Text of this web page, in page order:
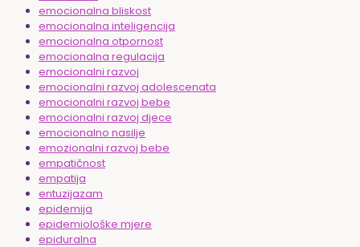
emocionalna bliskost
emocionalna inteligencija
emocionalna otpornost
emocionalna regulacija
emocionalni razvoj
emocionalni razvoj adolescenata
emocionalni razvoj bebe
emocionalni razvoj djece
emocionalno nasilje
emozionalni razvoj bebe
empatičnost
empatija
entuzijazam
epidemija
epidemiološke mjere
epiduralna